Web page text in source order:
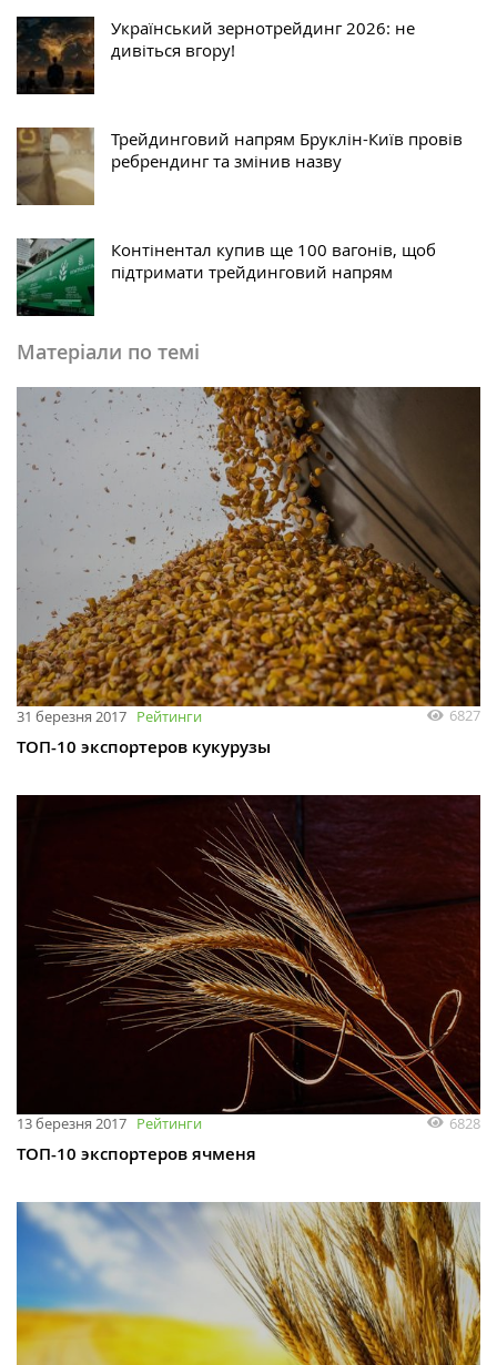
Український зернотрейдинг 2026: не
дивіться вгору!
Трейдинговий напрям Бруклін-Київ провів
ребрендинг та змінив назву
Контінентал купив ще 100 вагонів, щоб
підтримати трейдинговий напрям
Матеріали по темі
31 березня 2017 Рейтинги 6827
ТОП-10 экспортеров кукурузы
13 березня 2017 Рейтинги 6828
ТОП-10 экспортеров ячменя